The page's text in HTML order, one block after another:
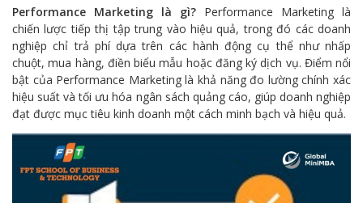
Performance Marketing là gì? Performance Marketing là
chiến lược tiếp thị tập trung vào hiệu quả, trong đó các doanh
nghiệp chỉ trả phí dựa trên các hành động cụ thể như nhấp
chuột, mua hàng, điền biểu mẫu hoặc đăng ký dịch vụ. Điểm nổi
bật của Performance Marketing là khả năng đo lường chính xác
hiệu suất và tối ưu hóa ngân sách quảng cáo, giúp doanh nghiệp
đạt được mục tiêu kinh doanh một cách minh bạch và hiệu quả.